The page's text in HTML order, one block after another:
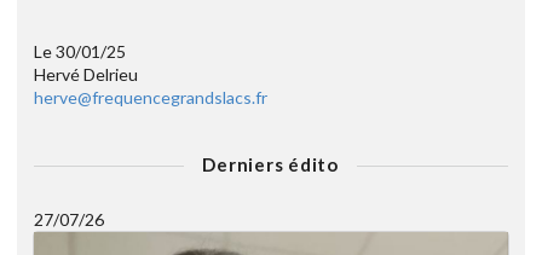
Le 30/01/25
Hervé Delrieu
herve@frequencegrandslacs.fr
Derniers édito
27/07/26